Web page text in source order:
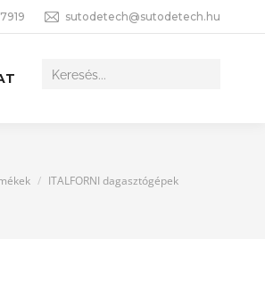
sutodetech@sutodetech.hu
ITALFORNI dagasztógépek